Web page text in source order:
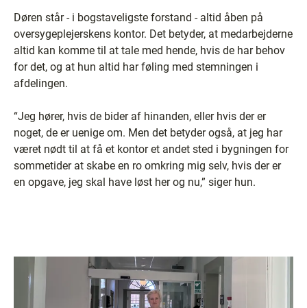
Døren står - i bogstaveligste forstand - altid åben på
oversygeplejerskens kontor. Det betyder, at medarbejderne
altid kan komme til at tale med hende, hvis de har behov
for det, og at hun altid har føling med stemningen i
afdelingen.
“Jeg hører, hvis de bider af hinanden, eller hvis der er
noget, de er uenige om. Men det betyder også, at jeg har
været nødt til at få et kontor et andet sted i bygningen for
sommetider at skabe en ro omkring mig selv, hvis der er
en opgave, jeg skal have løst her og nu,” siger hun.